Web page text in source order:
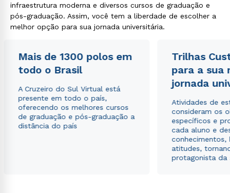
infraestrutura moderna e diversos cursos de graduação e
pós-graduação. Assim, você tem a liberdade de escolher a
melhor opção para sua jornada universitária.
Mais de 1300 polos em
todo o Brasil
A Cruzeiro do Sul Virtual está
presente em todo o país,
oferecendo os melhores cursos
de graduação e pós-graduação a
distância do país
Trilhas
para a sua
jornada
Atividades de
consideram os
específicos e
cada aluno e
conhecimentos,
atitudes,
protagonista da
Rápido e fácil
WhatsApp
Estou de acordo com aPolítica de Privacidade.
autorizo que meus dados sejam utilizados para o